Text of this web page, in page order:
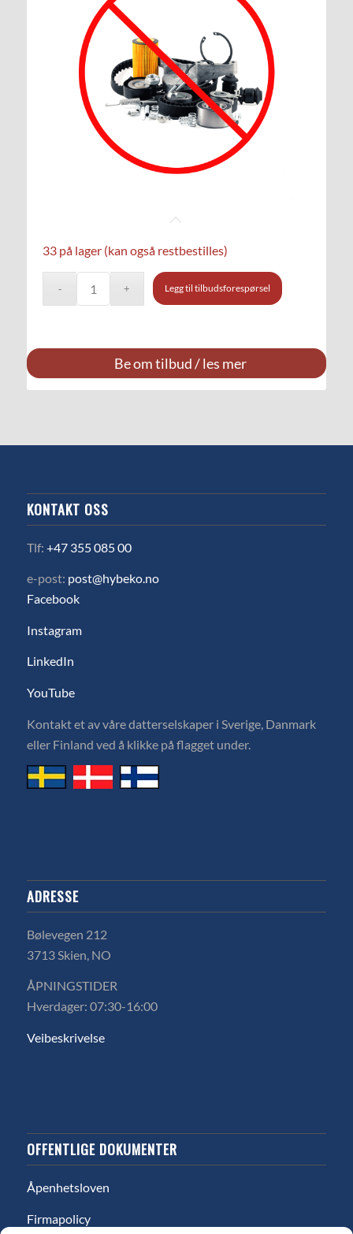
33 på lager (kan også restbestilles)
Legg til tilbudsforespørsel
Be om tilbud / les mer
KONTAKT OSS
Tlf: +47 355 085 00
e-post: post@hybeko.no
Facebook
Instagram
LinkedIn
YouTube
Kontakt et av våre datterselskaper i Sverige, Danmark
eller Finland ved å klikke på flagget under.
ADRESSE
Bølevegen 212
3713 Skien, NO
ÅPNINGSTIDER
Hverdager: 07:30-16:00
Veibeskrivelse
OFFENTLIGE DOKUMENTER
Åpenhetsloven
Firmapolicy